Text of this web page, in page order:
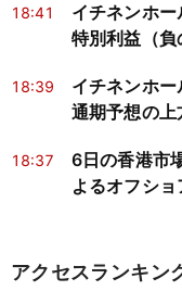
18:41
イチネンホ
特別利益（
18:39
イチネンホ
通期予想の
18:37
6日の香港市
よるオフシ
アクセスランキン